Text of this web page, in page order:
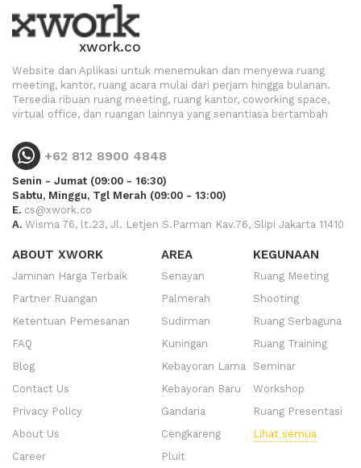
xwork.co
Website dan Aplikasi untuk menemukan dan menyewa ruang
meeting, kantor, ruang acara mulai dari perjam hingga bulanan.
Tersedia ribuan ruang meeting, ruang kantor, coworking space,
virtual office, dan ruangan lainnya yang senantiasa bertambah
+62 812 8900 4848
Senin - Jumat (09:00 - 16:30)
Sabtu, Minggu, Tgl Merah (09:00 - 13:00)
E. cs@xwork.co
A. Wisma 76, lt.23, Jl. Letjen S.Parman Kav.76, Slipi Jakarta 11410
ABOUT XWORK
Jaminan Harga Terbaik
Partner Ruangan
Ketentuan Pemesanan
FAQ
Blog
Contact Us
Privacy Policy
About Us
Career
AREA
Senayan
Palmerah
Sudirman
Kuningan
Kebayoran Lama
Kebayoran Baru
Gandaria
Cengkareng
Pluit
KEGUNAAN
Ruang Meeting
Shooting
Ruang Serbaguna
Ruang Training
Seminar
Workshop
Ruang Presentasi
Lihat semua